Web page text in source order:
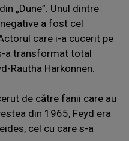
„Dune”. Unul dintre
a fost cel
care i-a cucerit pe
a transformat total
Rautha Harkonnen.
de către fanii care au
din 1965, Feyd era
cel cu care s-a